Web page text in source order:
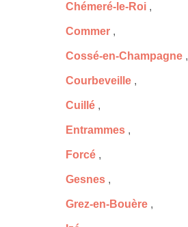
Chémeré-le-Roi ,
Commer ,
Cossé-en-Champagne ,
Courbeveille ,
Cuillé ,
Entrammes ,
Forcé ,
Gesnes ,
Grez-en-Bouère ,